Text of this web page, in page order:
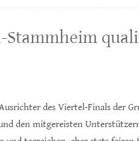
Stammheim
des Viertel-Finals der
den mitgereisten